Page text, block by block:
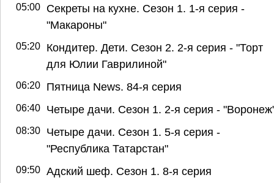
05:00
Секреты на кухне. Сезон 1. 1-я серия -
"Макароны"
05:20
Кондитер. Дети. Сезон 2. 2-я серия - "Торт
для Юлии Гаврилиной"
06:20 Пятница News. 84-я серия
06:40 Четыре дачи. Сезон 1. 2-я серия -
08:30
Четыре дачи. Сезон 1. 5-я серия -
"Республика Татарстан"
09:50 Адский шеф. Сезон 1. 8-я серия